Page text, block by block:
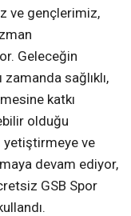
ve gençlerimiz,
Geleceğin
zamanda sağlıklı,
katkı
olduğu
yetiştirmeye ve
devam ediyor,
GSB Spor